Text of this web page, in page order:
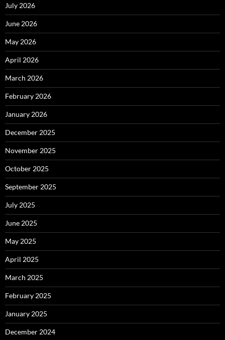
July 2026
June 2026
May 2026
April 2026
March 2026
February 2026
January 2026
December 2025
November 2025
October 2025
September 2025
July 2025
June 2025
May 2025
April 2025
March 2025
February 2025
January 2025
December 2024